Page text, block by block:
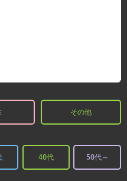
その他
40代 50代～